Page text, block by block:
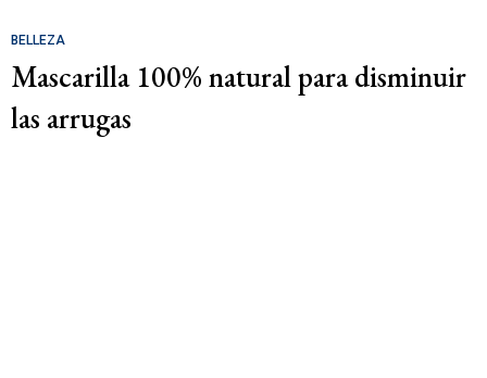
BELLEZA
Mascarilla 100% natural para disminuir
las arrugas